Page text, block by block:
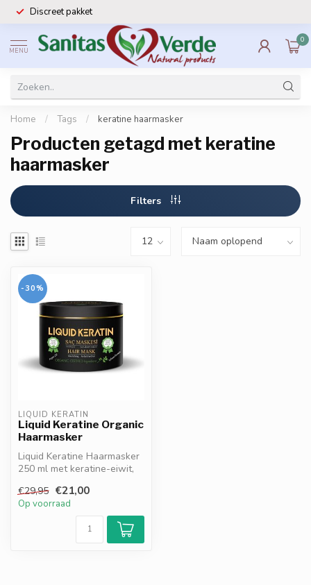
Discreet pakket
MENU
0
Home / Tags / keratine haarmasker
Producten getagd met keratine
haarmasker
Filters
-30%
LIQUID KERATIN
Liquid Keratine Organic
Haarmasker
Liquid Keratine Haarmasker
250 ml met keratine-eiwit,
Her...
€29,95 €21,00
Op voorraad